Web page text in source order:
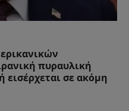
πυραυλική
σε ακόμη